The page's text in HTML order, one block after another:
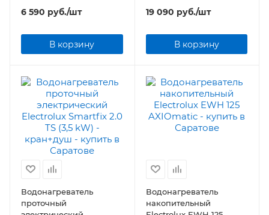
Electrolux Taptronic
Prime
6 590 руб./шт
В корзину
19 090 руб./шт
В корзину
Водонагреватель
проточный
Водонагреватель
накопительный